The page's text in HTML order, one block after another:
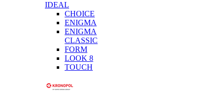
IDEAL
CHOICE
ENIGMA
ENIGMA
CLASSIC
FORM
LOOK 8
TOUCH